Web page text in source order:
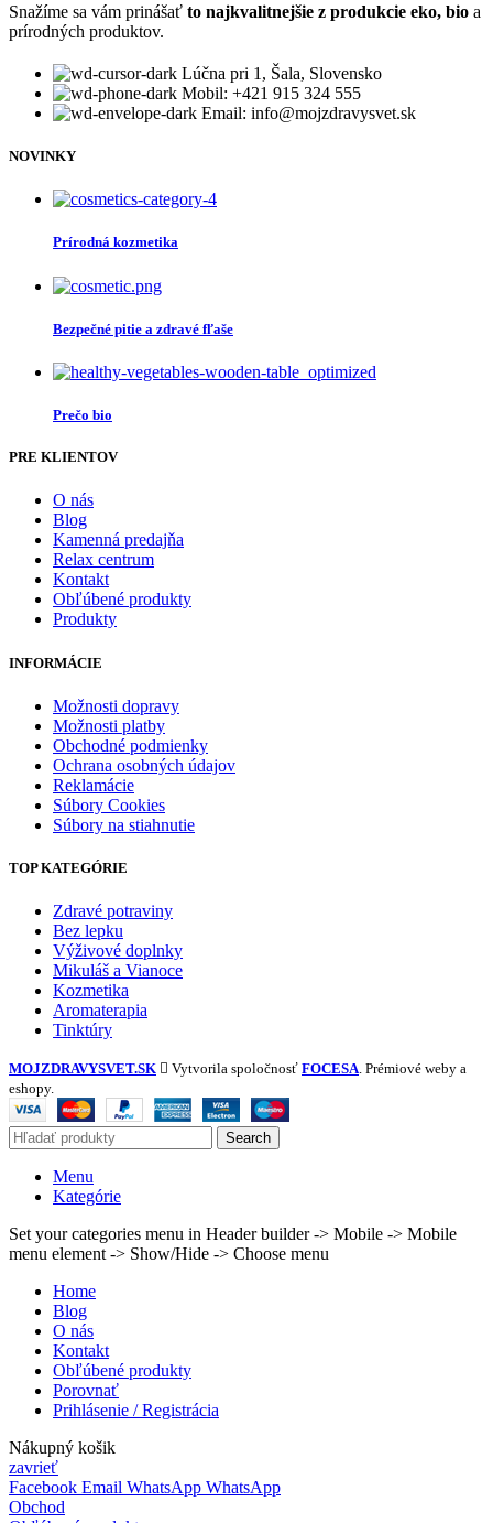
Snažíme sa vám prinášať to najkvalitnejšie z produkcie eko, bio a
prírodných produktov.
Lúčna pri 1, Šala, Slovensko
Mobil: +421 915 324 555
Email: info@mojzdravysvet.sk
NOVINKY
Prírodná kozmetika
Bezpečné pitie a zdravé fľaše
Prečo bio
PRE KLIENTOV
O nás
Blog
Kamenná predajňa
Relax centrum
Kontakt
Obľúbené produkty
Produkty
INFORMÁCIE
Možnosti dopravy
Možnosti platby
Obchodné podmienky
Ochrana osobných údajov
Reklamácie
Súbory Cookies
Súbory na stiahnutie
TOP KATEGÓRIE
Zdravé potraviny
Bez lepku
Výživové doplnky
Mikuláš a Vianoce
Kozmetika
Aromaterapia
Tinktúry
MOJZDRAVYSVET.SK Vytvorila spoločnosť FOCESA. Prémiové weby a
eshopy.
Search
Menu
Kategórie
Set your categories menu in Header builder -> Mobile -> Mobile
menu element -> Show/Hide -> Choose menu
Home
Blog
O nás
Kontakt
Obľúbené produkty
Porovnať
Prihlásenie / Registrácia
Nákupný košik
zavrieť
Facebook Email WhatsApp WhatsApp
Obchod